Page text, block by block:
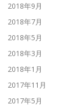
2018年9月
2018年7月
2018年5月
2018年3月
2018年1月
2017年11月
2017年5月